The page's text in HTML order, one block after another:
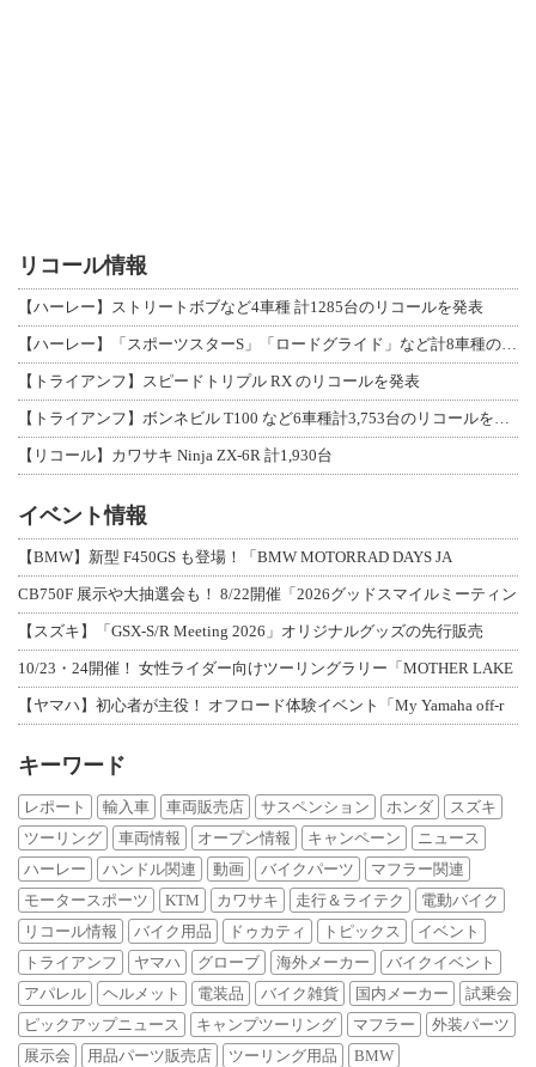
リコール情報
【ハーレー】ストリートボブなど4車種 計1285台のリコールを発表
【トライアンフ】スピードトリプル RX のリコールを発表
【リコール】カワサキ Ninja ZX-6R 計1,930台
イベント情報
【BMW】新型 F450GS も登場！「BMW MOTORRAD DAYS JA
CB750F 展示や大抽選会も！ 8/22開催「2026グッドスマイルミーティン
【スズキ】「GSX-S/R Meeting 2026」オリジナルグッズの先行販売
10/23・24開催！ 女性ライダー向けツーリングラリー「MOTHER LAKE
【ヤマハ】初心者が主役！ オフロード体験イベント「My Yamaha off-r
キーワード
レポート 輸入車 車両販売店 サスペンション ホンダ
スズキ
ツーリング
車両情報 オープン情報 キャンペーン
ニュース
ハーレー
ハンドル関連 動画 バイクパーツ
マフラー関連
モータースポーツ
KTM カワサキ 走行＆ライテク
電動バイク
リコール情報
バイク用品 ドゥカティ トピックス
イベント
トライアンフ
ヤマハ グローブ 海外メーカー
バイクイベント
アパレル
ヘルメット 電装品 バイク雑貨 国内メーカー
試乗会
ピックアップニュース
キャンプツーリング マフラー
外装パーツ
展示会
用品パーツ販売店 ツーリング用品 BMW